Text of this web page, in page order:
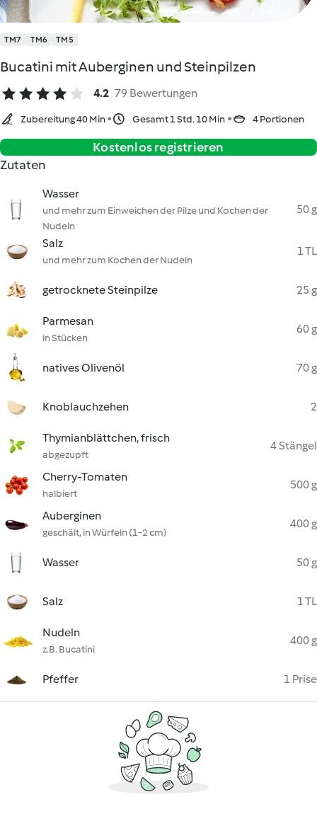
TM7 TM6 TM5
Bucatini mit Auberginen und Steinpilzen
4.2 79 Bewertungen
Zubereitung 40 Min Gesamt 1 Std. 10 Min 4 Portionen
Kostenlos registrieren
Zutaten
Wasser
und mehr zum Einweichen der Pilze und Kochen der
Nudeln
50 g
Salz
und mehr zum Kochen der Nudeln
1 TL
getrocknete Steinpilze 25 g
Parmesan
in Stücken
60 g
natives Olivenöl 70 g
Knoblauchzehen 2
Thymianblättchen, frisch
abgezupft
4 Stängel
Cherry-Tomaten
halbiert
500 g
Auberginen
geschält, in Würfeln (1-2 cm)
400 g
Wasser 50 g
Salz 1 TL
Nudeln
z.B. Bucatini
400 g
Pfeffer 1 Prise